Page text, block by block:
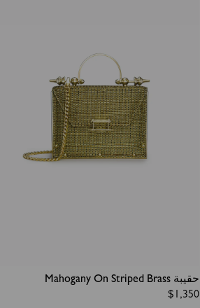
حقيبة Mahogany On Striped Brass
Regular
$1,350